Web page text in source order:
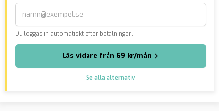
Du loggas in automatiskt efter betalningen.
Läs vidare från 69 kr/mån
Se alla alternativ